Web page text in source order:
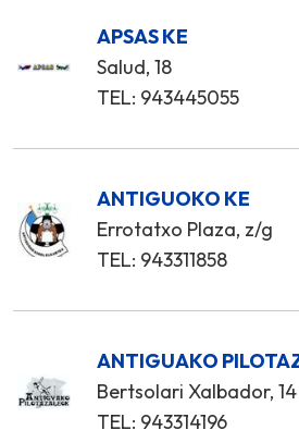
APSAS KE
Salud, 18
TEL: 943445055
ANTIGUOKO KE
Errotatxo Plaza, z/g
TEL: 943311858
ANTIGUAKO
Bertsolari Xalbador, 14
TEL: 943314196